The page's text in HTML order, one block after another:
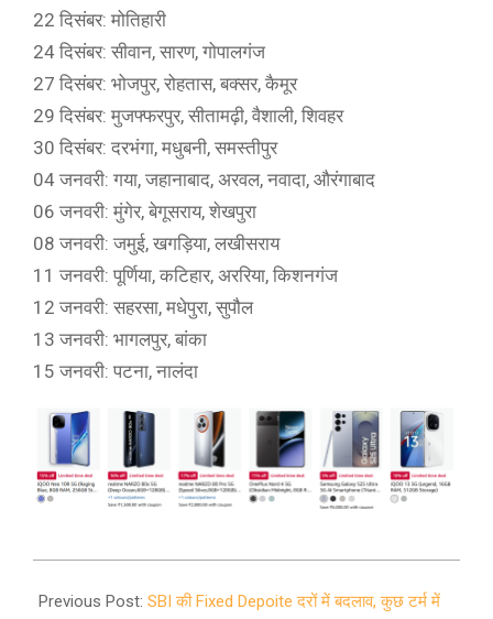
22 दिसंबर: मोतिहारी
24 दिसंबर: सीवान, सारण, गोपालगंज
27 दिसंबर: भोजपुर, रोहतास, बक्सर, कैमूर
29 दिसंबर: मुजफ्फरपुर, सीतामढ़ी, वैशाली, शिवहर
30 दिसंबर: दरभंगा, मधुबनी, समस्तीपुर
04 जनवरी: गया, जहानाबाद, अरवल, नवादा, औरंगाबाद
06 जनवरी: मुंगेर, बेगूसराय, शेखपुरा
08 जनवरी: जमुई, खगड़िया, लखीसराय
11 जनवरी: पूर्णिया, कटिहार, अररिया, किशनगंज
12 जनवरी: सहरसा, मधेपुरा, सुपौल
13 जनवरी: भागलपुर, बांका
15 जनवरी: पटना, नालंदा
12-
Previous Post: SBI की Fixed Depoite दरों में बदलाव, कुछ टर्म में